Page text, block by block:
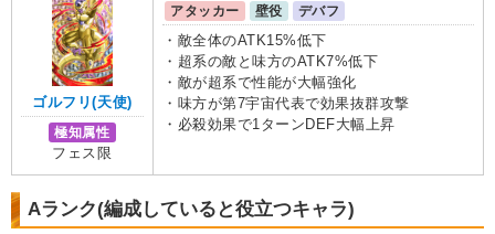
ゴルフリ(天使)
極知属性
フェス限
アタッカー 壁役
デバフ
・敵全体のATK15%低下
・超系の敵と味方のATK7%低下
・敵が超系で性能が大幅強化
・味方が第7宇宙代表で効果抜群攻撃
・必殺効果で1ターンDEF大幅上昇
Aランク(編成していると役立つキャラ)